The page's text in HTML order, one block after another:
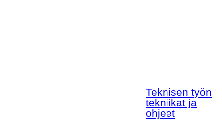
Teknisen työn
tekniikat ja
ohjeet